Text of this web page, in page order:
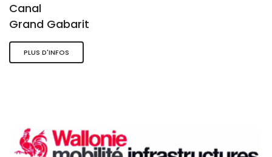
Canal
Grand Gabarit
PLUS D'INFOS